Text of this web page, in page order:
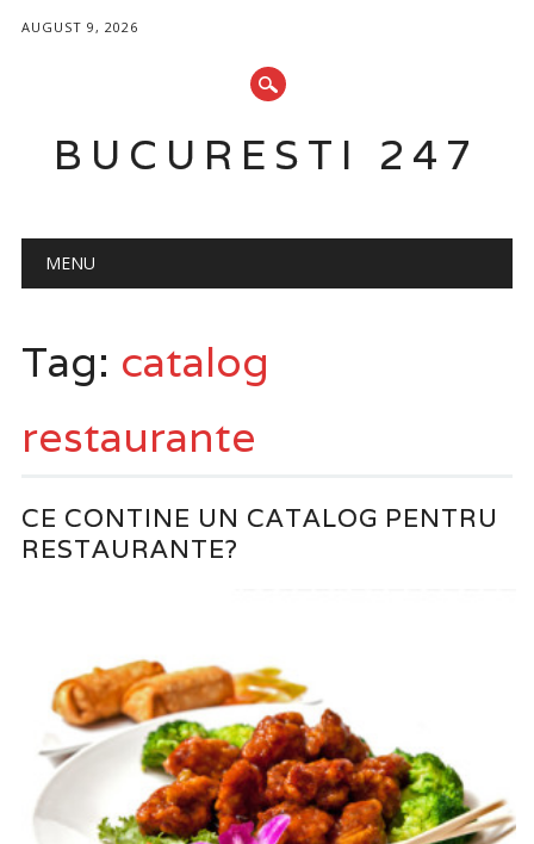
AUGUST 9, 2026
BUCURESTI 247
Main menu
MENU
Tag: catalog
restaurante
CE CONTINE UN CATALOG PENTRU
RESTAURANTE?